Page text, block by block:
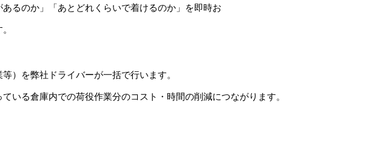
るのか」「あとどれくらいで着けるのか」を即時お
）を弊社ドライバーが一括で行います。
いる倉庫内での荷役作業分のコスト・時間の削減につながります。